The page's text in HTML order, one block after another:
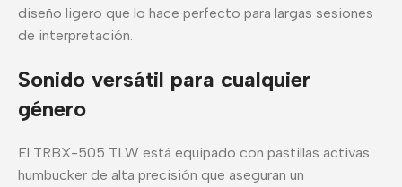
diseño ligero que lo hace perfecto para largas sesiones
de interpretación.
Sonido versátil para cualquier
género
El TRBX-505 TLW está equipado con pastillas activas
humbucker de alta precisión que aseguran un